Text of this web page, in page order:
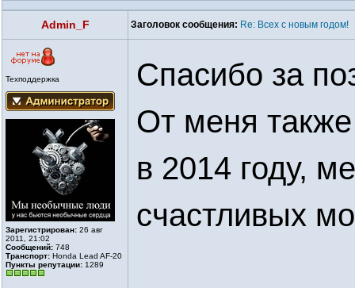
Admin_F Заголовок сообщения: Re: Всех с новым годом!
Техподдержка
Зарегистрирован: 26 авг
2011, 21:02
Сообщений: 748
Транспорт: Honda Lead AF-20
Пункты репутации: 1289
Спасибо за
От меня
в 2014 году,
счастливых